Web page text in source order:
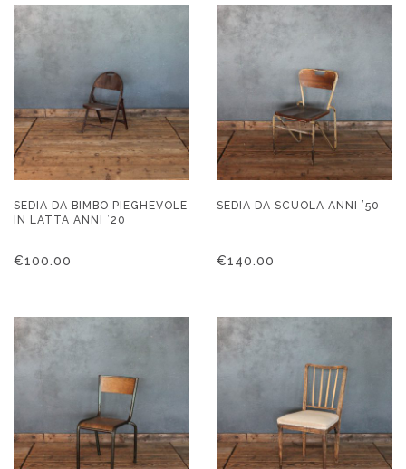
SEDIA DA BIMBO PIEGHEVOLE
IN LATTA ANNI ’20
€100.00
SEDIA DA SCUOLA ANNI ’50
€140.00